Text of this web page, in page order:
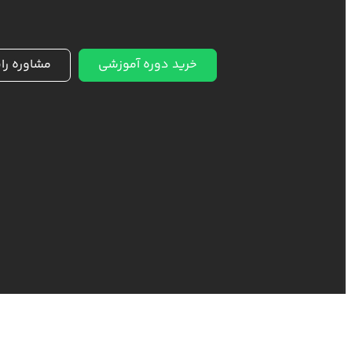
خرید دوره آموزشی مشاوره